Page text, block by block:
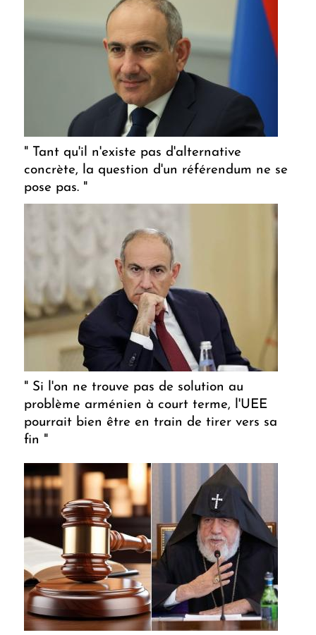
" Tant qu'il n'existe pas d'alternative
concrète, la question d'un référendum ne se
pose pas. "
" Si l'on ne trouve pas de solution au
problème arménien à court terme, l'UEE
pourrait bien être en train de tirer vers sa
fin "